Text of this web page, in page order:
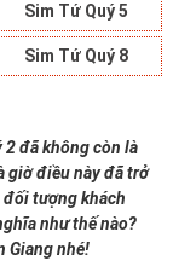
Sim Tứ Quý 5
Sim Tứ Quý 8
2 đã không còn là
giờ điều này đã trở
tượng khách
như thế nào?
Giang nhé!